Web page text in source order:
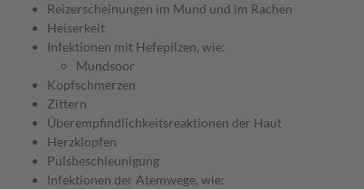
Reizerscheinungen im Mund und im Rachen
Heiserkeit
Infektionen mit Hefepilzen, wie:
Mundsoor
Kopfschmerzen
Zittern
Überempfindlichkeitsreaktionen der Haut
Herzklopfen
Pulsbeschleunigung
Infektionen der Atemwege, wie: